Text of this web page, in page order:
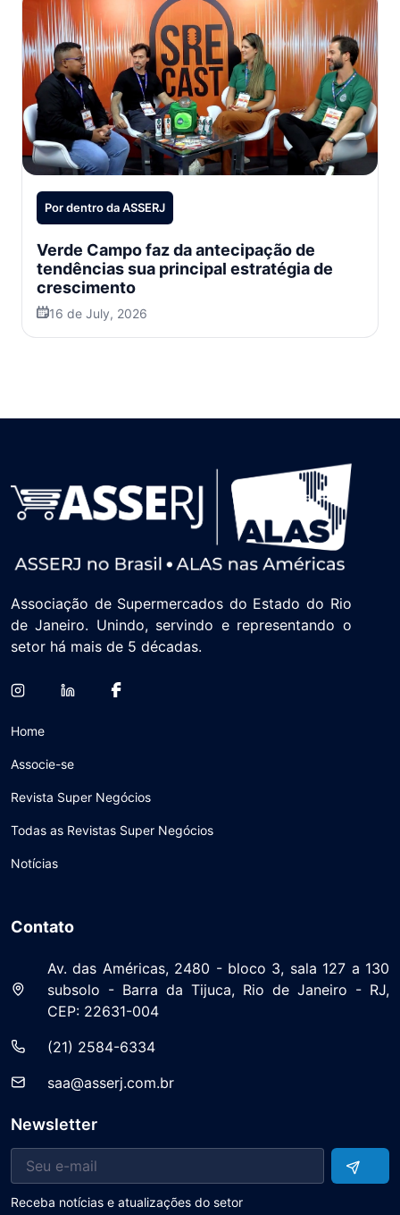
Por dentro da ASSERJ
Verde Campo faz da antecipação de
tendências sua principal estratégia de
crescimento
16 de July, 2026
Associação de Supermercados do Estado do Rio
de Janeiro. Unindo, servindo e representando o
setor há mais de 5 décadas.
Home
Associe-se
Revista Super Negócios
Todas as Revistas Super Negócios
Notícias
Contato
Av. das Américas, 2480 - bloco 3, sala 127 a 130
subsolo - Barra da Tijuca, Rio de Janeiro - RJ,
CEP: 22631-004
(21) 2584-6334
saa@asserj.com.br
Newsletter
Receba notícias e atualizações do setor